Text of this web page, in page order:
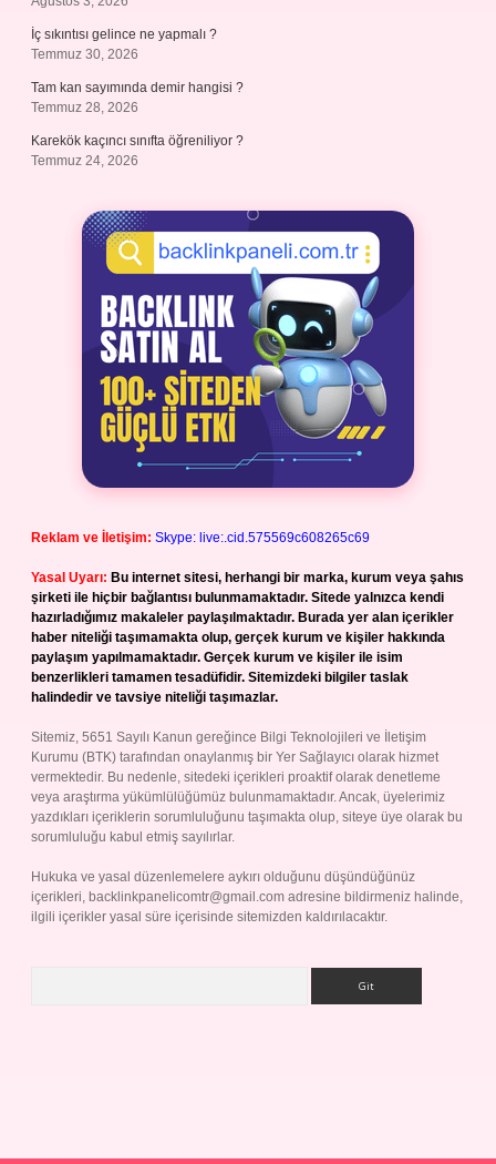
İç sıkıntısı gelince ne yapmalı ?
Temmuz 30, 2026
Tam kan sayımında demir hangisi ?
Temmuz 28, 2026
Karekök kaçıncı sınıfta öğreniliyor ?
Temmuz 24, 2026
Reklam ve İletişim: Skype: live:.cid.575569c608265c69
Yasal Uyarı: Bu internet sitesi, herhangi bir marka, kurum veya şahıs
şirketi ile hiçbir bağlantısı bulunmamaktadır. Sitede yalnızca kendi
hazırladığımız makaleler paylaşılmaktadır. Burada yer alan içerikler
haber niteliği taşımamakta olup, gerçek kurum ve kişiler hakkında
paylaşım yapılmamaktadır. Gerçek kurum ve kişiler ile isim
benzerlikleri tamamen tesadüfidir. Sitemizdeki bilgiler taslak
halindedir ve tavsiye niteliği taşımazlar.
Sitemiz, 5651 Sayılı Kanun gereğince Bilgi Teknolojileri ve İletişim
Kurumu (BTK) tarafından onaylanmış bir Yer Sağlayıcı olarak hizmet
vermektedir. Bu nedenle, sitedeki içerikleri proaktif olarak denetleme
veya araştırma yükümlülüğümüz bulunmamaktadır. Ancak, üyelerimiz
yazdıkları içeriklerin sorumluluğunu taşımakta olup, siteye üye olarak bu
sorumluluğu kabul etmiş sayılırlar.
Hukuka ve yasal düzenlemelere aykırı olduğunu düşündüğünüz
içerikleri, backlinkpanelicomtr@gmail.com adresine bildirmeniz halinde,
ilgili içerikler yasal süre içerisinde sitemizden kaldırılacaktır.